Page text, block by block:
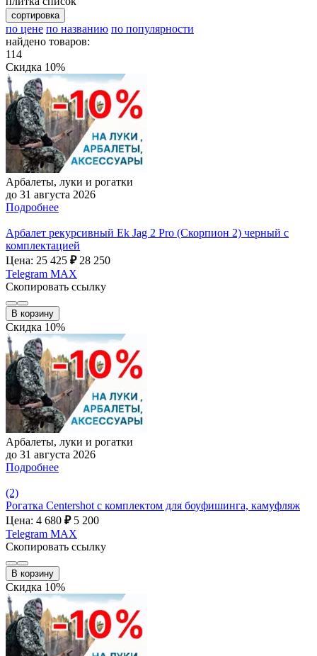
сортировка
по цене по названию по популярности
найдено товаров:
114
Скидка 10%
Арбалеты, луки и рогатки
до 31 августа 2026
Подробнее
Арбалет рекурсивный Ek Jag 2 Pro (Скорпион 2) черный с
комплектацией
Цена: 25 425 ₽ 28 250
Telegram MAX
Скопировать ссылку
В корзину
Скидка 10%
Арбалеты, луки и рогатки
до 31 августа 2026
Подробнее
(2)
Рогатка Centershot с комплектом для боуфишинга, камуфляж
Цена: 4 680 ₽ 5 200
Telegram MAX
Скопировать ссылку
В корзину
Скидка 10%